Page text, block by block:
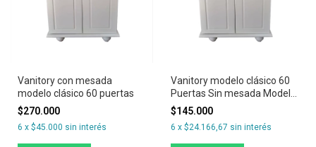
Vanitory con mesada
modelo clásico 60 puertas
$270.000
6 x $45.000 sin interés
Vanitory modelo clásico 60
Puertas Sin mesada Modelo
Clasico
$145.000
6 x $24.166,67 sin interés